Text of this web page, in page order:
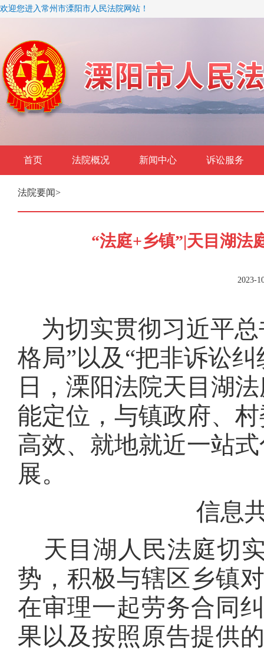
欢迎您进入常州市溧阳市人民法院网站！
首页 法院概况 新闻中心 诉讼服务
法院要闻>
“法庭+乡镇”|天目湖法
2023-
为切实贯彻习近平
格局”以及“把非诉讼
日，溧阳法院天目湖
能定位，与镇政府、
高效、就地就近一站
展。
信息
天目湖人民法庭切
势，积极与辖区乡镇
在审理一起劳务合同
果以及按照原告提供